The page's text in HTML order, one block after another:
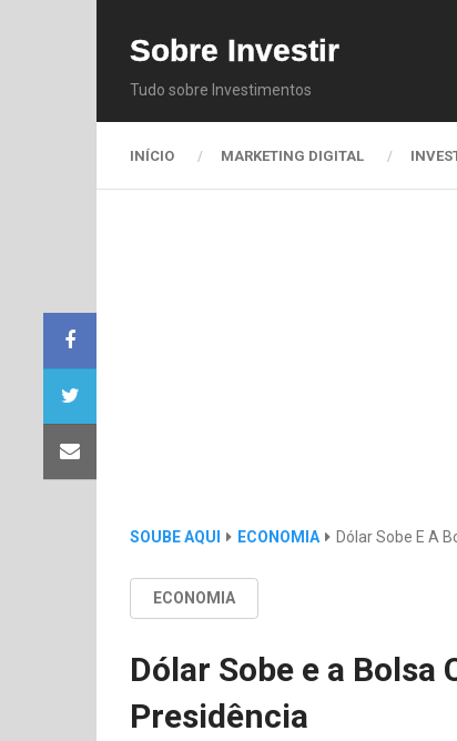
Sobre Investir
Tudo sobre Investimentos
INÍCIO MARKETING DIGITAL
SOUBE AQUI ECONOMIA Dólar Sobe E A
ECONOMIA
Dólar Sobe e a Bolsa
Presidência